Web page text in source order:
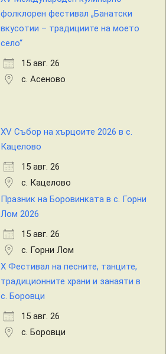
фолклорен фестивал „Банатски
вкусотии – традициите на моето
село“
15 авг. 26
с. Асеново
XV Събор на хърцоите 2026 в с.
Кацелово
15 авг. 26
с. Кацелово
Празник на Боровинката в с. Горни
Лом 2026
15 авг. 26
с. Горни Лом
X Фестивал на песните, танците,
традиционните храни и занаяти в
с. Боровци
15 авг. 26
с. Боровци